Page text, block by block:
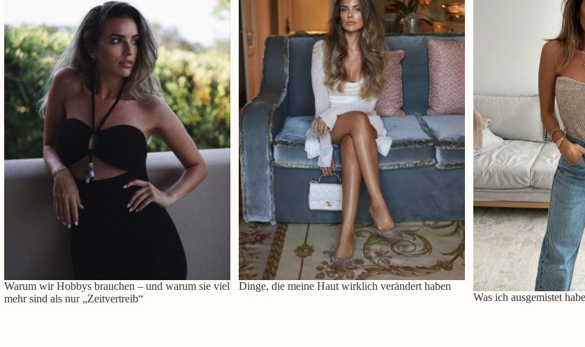
Warum wir Hobbys brauchen – und warum sie viel
mehr sind als nur „Zeitvertreib“
Dinge, die meine Haut wirklich verändert haben
Was ich ausgemistet